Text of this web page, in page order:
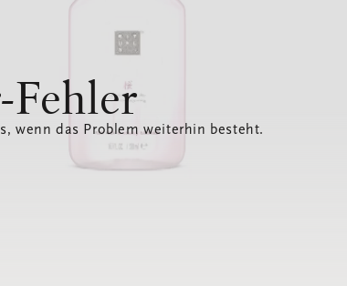
wenn das Problem weiterhin besteht.